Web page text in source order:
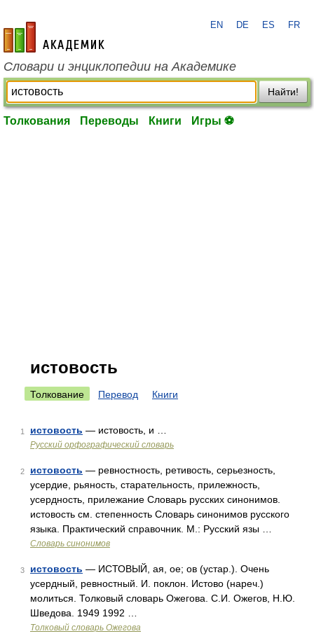
academic.ru
EN DE ES FR
Словари и энциклопедии на Академике
Найти!
Толкования Переводы Книги Игры ⚽
истовость
Толкование Перевод Книги
1 истовость — истовость, и …
Русский орфографический словарь
2 истовость — ревностность, ретивость, серьезность,
усердие, рьяность, старательность, прилежность,
усердность, прилежание Словарь русских синонимов.
истовость см. степенность Словарь синонимов русского
языка. Практический справочник. М.: Русский язы …
Словарь синонимов
3 истовость — ИСТОВЫЙ, ая, ое; ов (устар.). Очень
усердный, ревностный. И. поклон. Истово (нареч.)
молиться. Толковый словарь Ожегова. С.И. Ожегов, Н.Ю.
Шведова. 1949 1992 …
Толковый словарь Ожегова